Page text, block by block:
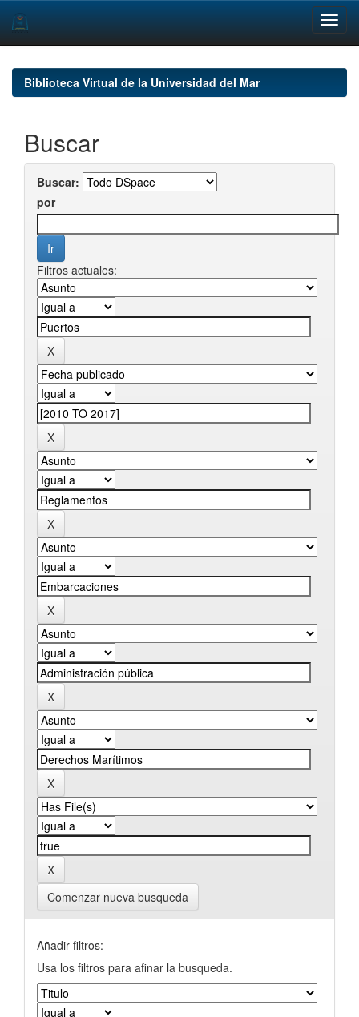
navigationBiblioteca Virtual de la Universidad del Mar
Buscar
Buscar:
por
Filtros actuales:
Comenzar nueva busqueda
Añadir filtros:
Usa los filtros para afinar la busqueda.